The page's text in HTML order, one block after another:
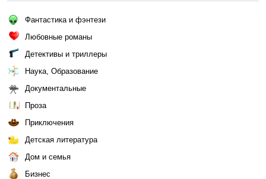
Фантастика и фэнтези
Любовные романы
Детективы и триллеры
Наука, Образование
Документальные
Проза
Приключения
Детская литература
Дом и семья
Бизнес